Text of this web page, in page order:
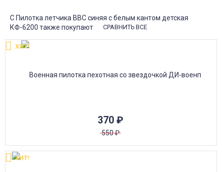
С Пилотка летчика ВВС синяя с белым кантом детская
КФ-6200 также покупают
СРАВНИТЬ ВСЕ
370 ₽
550₽
ХИТ!
ХИТ!